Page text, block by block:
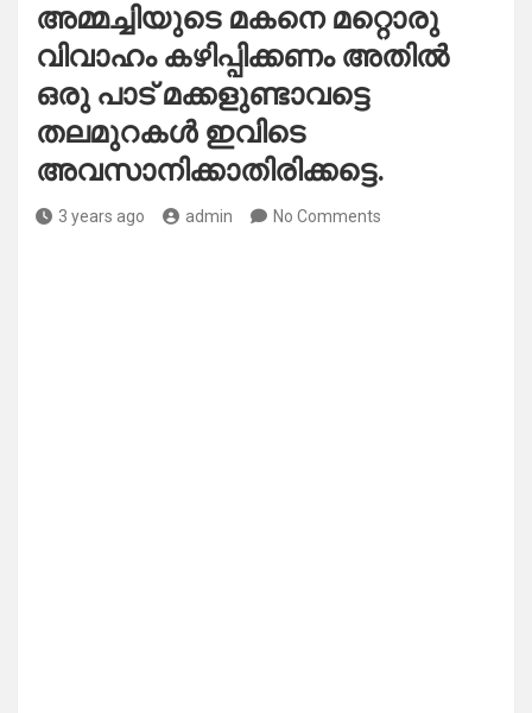
അമ്മച്ചിയുടെ മകനെ മറ്റൊരു
വിവാഹം കഴിപ്പിക്കണം അതിൽ
ഒരു പാട് മക്കളുണ്ടാവട്ടെ
തലമുറകൾ ഇവിടെ
അവസാനിക്കാതിരിക്കട്ടെ.
3 years ago admin No Comments